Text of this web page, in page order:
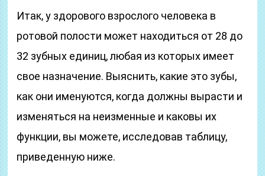
Итак, у здорового взрослого человека в
ротовой полости может находиться от 28 до
32 зубных единиц, любая из которых имеет
свое назначение. Выяснить, какие это зубы,
как они именуются, когда должны вырасти и
изменяться на неизменные и каковы их
функции, вы можете, исследовав таблицу,
приведенную ниже.